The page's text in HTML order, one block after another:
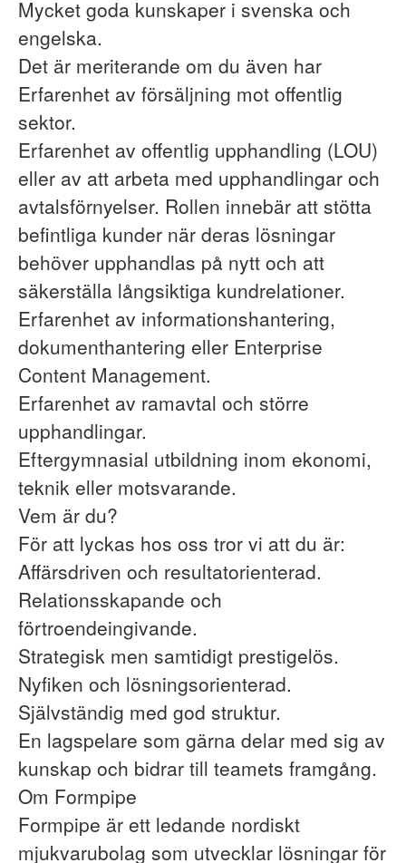
Mycket goda kunskaper i svenska och
engelska.
Det är meriterande om du även har
Erfarenhet av försäljning mot offentlig
sektor.
Erfarenhet av offentlig upphandling (LOU)
eller av att arbeta med upphandlingar och
avtalsförnyelser. Rollen innebär att stötta
befintliga kunder när deras lösningar
behöver upphandlas på nytt och att
säkerställa långsiktiga kundrelationer.
Erfarenhet av informationshantering,
dokumenthantering eller Enterprise
Content Management.
Erfarenhet av ramavtal och större
upphandlingar.
Eftergymnasial utbildning inom ekonomi,
teknik eller motsvarande.
Vem är du?
För att lyckas hos oss tror vi att du är:
Affärsdriven och resultatorienterad.
Relationsskapande och
förtroendeingivande.
Strategisk men samtidigt prestigelös.
Nyfiken och lösningsorienterad.
Självständig med god struktur.
En lagspelare som gärna delar med sig av
kunskap och bidrar till teamets framgång.
Om Formpipe
Formpipe är ett ledande nordiskt
mjukvarubolag som utvecklar lösningar för